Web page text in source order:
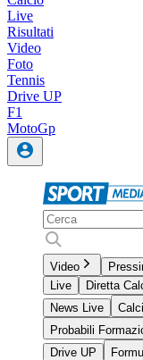
Live
Risultati
Video
Foto
Tennis
Drive UP
F1
MotoGp
Video
Live
Diretta
News Live
Probabili
Drive UP